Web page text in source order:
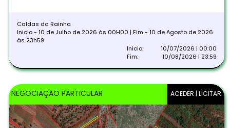
Caldas da Rainha
Inicio - 10 de Julho de 2026 às 00H00 | Fim - 10 de Agosto de 2026
às 23h59
Inicio:
10/07/2026 | 00:00
Fim:
10/08/2026 | 23:59
ACEDER | LICITAR
NEGOCIAÇÃO PARTICULAR